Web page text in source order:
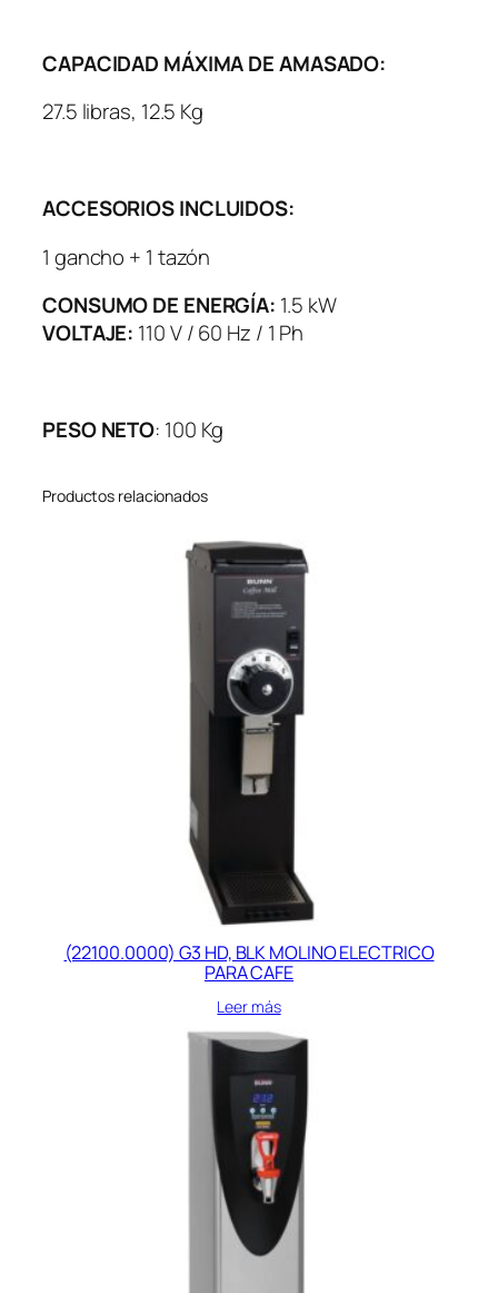
CAPACIDAD MÁXIMA DE AMASADO:
27.5 libras, 12.5 Kg
ACCESORIOS INCLUIDOS:
1 gancho + 1 tazón
CONSUMO DE ENERGÍA: 1.5 kW
VOLTAJE: 110 V / 60 Hz / 1 Ph
PESO NETO: 100 Kg
Productos relacionados
(22100.0000) G3 HD, BLK MOLINO ELECTRICO
PARA CAFE
Leer más